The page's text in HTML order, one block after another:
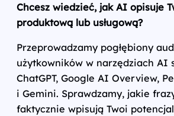
Chcesz wiedzieć, jak AI opisuje
produktową lub usługową?
Przeprowadzamy pogłębiony
użytkowników w narzędziach AI
ChatGPT, Google AI Overview,
i Gemini. Sprawdzamy, jakie
faktycznie wpisują Twoi